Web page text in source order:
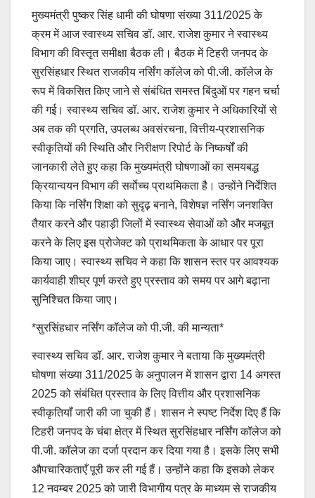
मुख्यमंत्री पुष्कर सिंह धामी की घोषणा संख्या 311/2025 के
क्रम में आज स्वास्थ्य सचिव डॉ. आर. राजेश कुमार ने स्वास्थ्य
विभाग की विस्तृत समीक्षा बैठक ली। बैठक में टिहरी जनपद के
सुरसिंहधार स्थित राजकीय नर्सिंग कॉलेज को पी.जी. कॉलेज के
रूप में विकसित किए जाने से संबंधित समस्त बिंदुओं पर गहन चर्चा
की गई। स्वास्थ्य सचिव डॉ. आर. राजेश कुमार ने अधिकारियों से
अब तक की प्रगति, उपलब्ध अवसंरचना, वित्तीय-प्रशासनिक
स्वीकृतियों की स्थिति और निरीक्षण रिपोर्ट के निष्कर्षों की
जानकारी लेते हुए कहा कि मुख्यमंत्री घोषणाओं का समयबद्ध
क्रियान्वयन विभाग की सर्वाेच्च प्राथमिकता है। उन्होंने निर्देशित
किया कि नर्सिंग शिक्षा को सुदृढ़ बनाने, विशेषज्ञ नर्सिंग जनशक्ति
तैयार करने और पहाड़ी जिलों में स्वास्थ्य सेवाओं को और मजबूत
करने के लिए इस प्रोजेक्ट को प्राथमिकता के आधार पर पूरा
किया जाए। स्वास्थ्य सचिव ने कहा कि शासन स्तर पर आवश्यक
कार्यवाही शीघ्र पूर्ण करते हुए प्रस्ताव को समय पर आगे बढ़ाना
सुनिश्चित किया जाए।
*सुरसिंहधार नर्सिंग कॉलेज को पी.जी. की मान्यता*
स्वास्थ्य सचिव डॉ. आर. राजेश कुमार ने बताया कि मुख्यमंत्री
घोषणा संख्या 311/2025 के अनुपालन में शासन द्वारा 14 अगस्त
2025 को संबंधित प्रस्ताव के लिए वित्तीय और प्रशासनिक
स्वीकृतियाँ जारी की जा चुकी हैं। शासन ने स्पष्ट निर्देश दिए हैं कि
टिहरी जनपद के चंबा क्षेत्र में स्थित सुरसिंहधार नर्सिंग कॉलेज को
पी.जी. कॉलेज का दर्जा प्रदान कर दिया गया है। इसके लिए सभी
औपचारिकताएँ पूरी कर ली गई हैं। उन्होंने कहा कि इसको लेकर
12 नवम्बर 2025 को जारी विभागीय पत्र के माध्यम से राजकीय